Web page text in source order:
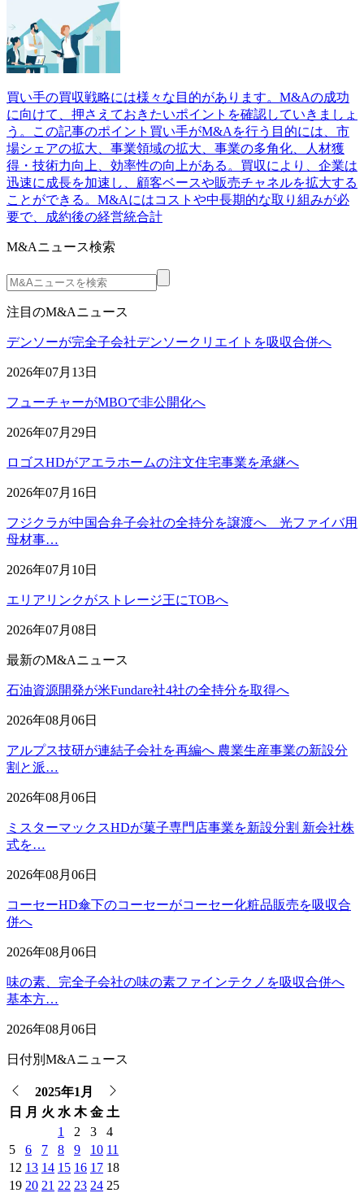
買い手の買収戦略には様々な目的があります。M&Aの成功
に向けて、押さえておきたいポイントを確認していきましょ
う。この記事のポイント買い手がM&Aを行う目的には、市
場シェアの拡大、事業領域の拡大、事業の多角化、人材獲
得・技術力向上、効率性の向上がある。買収により、企業は
迅速に成長を加速し、顧客ベースや販売チャネルを拡大する
ことができる。M&Aにはコストや中長期的な取り組みが必
要で、成約後の経営統合計
M&Aニュース検索
注目のM&Aニュース
デンソーが完全子会社デンソークリエイトを吸収合併へ
2026年07月13日
フューチャーがMBOで非公開化へ
2026年07月29日
ロゴスHDがアエラホームの注文住宅事業を承継へ
2026年07月16日
フジクラが中国合弁子会社の全持分を譲渡へ 光ファイバ用
母材事…
2026年07月10日
エリアリンクがストレージ王にTOBへ
2026年07月08日
最新のM&Aニュース
石油資源開発が米Fundare社4社の全持分を取得へ
2026年08月06日
アルプス技研が連結子会社を再編へ 農業生産事業の新設分
割と派…
2026年08月06日
ミスターマックスHDが菓子専門店事業を新設分割 新会社株
式を…
2026年08月06日
コーセーHD傘下のコーセーがコーセー化粧品販売を吸収合
併へ
2026年08月06日
味の素、完全子会社の味の素ファインテクノを吸収合併へ
基本方…
2026年08月06日
日付別M&Aニュース
2025年1月
日
月 火 水 木 金 土
1
2 3
4
5
6 7 8 9 10 11
12 13 14 15 16 17 18
19 20 21 22 23 24 25